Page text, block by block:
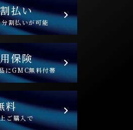
払い
割払いが可能
保険
にGMC無料付帯
料
ご購入で